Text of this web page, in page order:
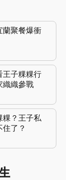
蘭聚餐爆衝
王子粿粿行
織織參戰
粿？王子私
了？